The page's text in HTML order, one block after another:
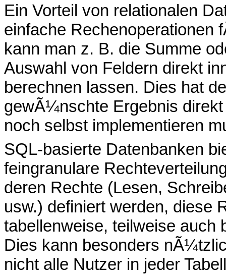
Ein Vorteil von relationalen
einfache
kann man z. B. die Summe
Auswahl von Feldern direkt
berechnen lassen. Dies hat
gewÃ¼nschte Ergebnis
noch selbst implementieren
SQL-basierte Datenbanken
feingranulare
deren Rechte (Lesen,
usw.) definiert werden, diese
tabellenweise, teilweise auch
Dies kann besonders
nicht alle Nutzer in jeder